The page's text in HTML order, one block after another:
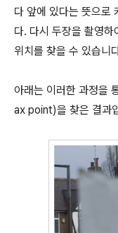
다 앞에 있다는 뜻으로
다. 다시 두장을 촬영
위치를 찾을 수 있습니
아래는 이러한 과정을
ax point)을 찾은 결과